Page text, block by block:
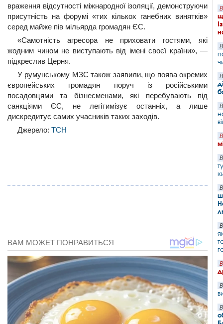
враження відсутності міжнародної ізоляції, демонструючи
присутність на форумі «тих кількох ганебних винятків»
серед майже пів мільярда громадян ЄС.
«Самотність агресора не приховати гостями, які
жодним чином не виступають від імені своєї країни», —
підкреслив Церня.
У румунському МЗС також заявили, що поява окремих
європейських громадян поруч із російськими
посадовцями та бізнесменами, які перебувають під
санкціями ЄС, не легітимізує останніх, а лише
дискредитує самих учасників таких заходів.
Джерело: ТСН